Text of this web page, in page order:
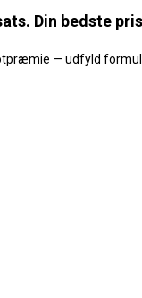
Din bedste
— udfyld